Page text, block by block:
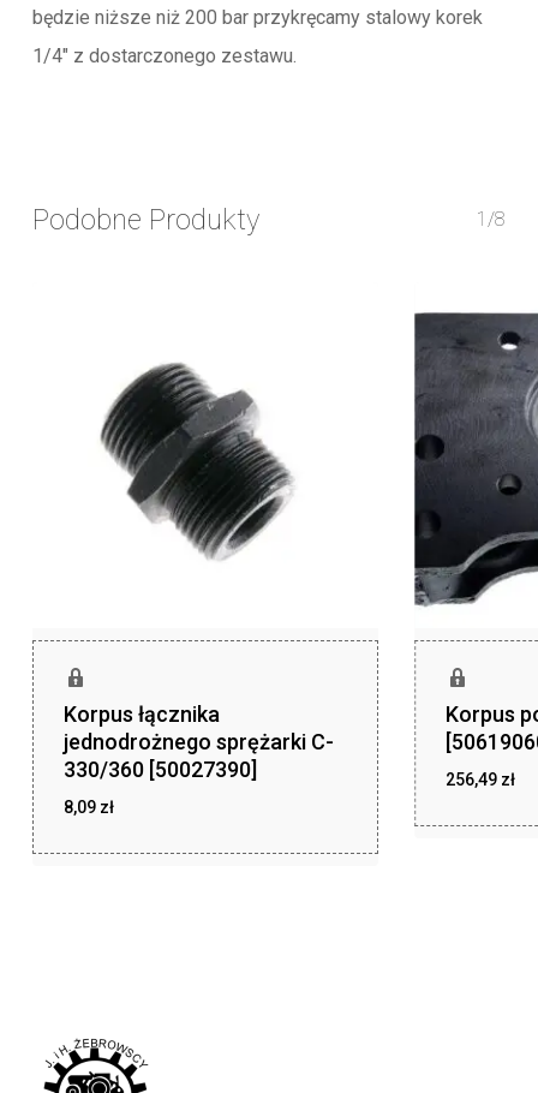
będzie niższe niż 200 bar przykręcamy stalowy korek
1/4″ z dostarczonego zestawu.
Podobne Produkty 1/8
Korpus łącznika
jednodrożnego sprężarki C-
330/360 [50027390]
8,09 zł
Korpus
256,49 zł